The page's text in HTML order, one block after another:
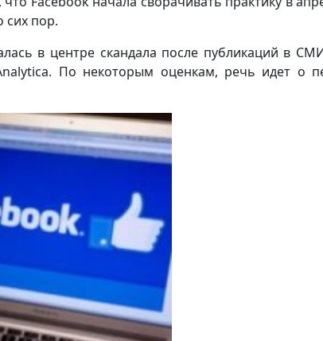
сих пор.
в центре скандала после публикаций в
По некоторым оценкам, речь идет о